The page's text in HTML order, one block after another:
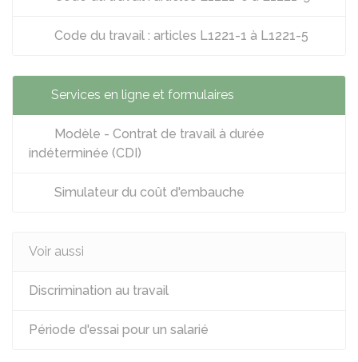
Code du travail : articles L1221-1 à L1221-5
Services en ligne et formulaires
Modèle - Contrat de travail à durée
indéterminée (CDI)
Simulateur du coût d'embauche
Voir aussi
Discrimination au travail
Période d'essai pour un salarié